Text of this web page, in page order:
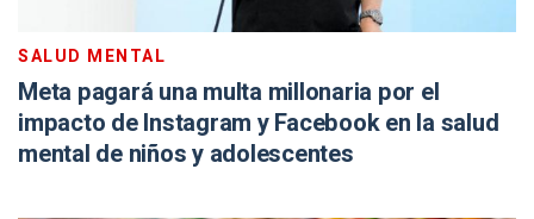
SALUD MENTAL
Meta pagará una multa millonaria por el
impacto de Instagram y Facebook en la salud
mental de niños y adolescentes